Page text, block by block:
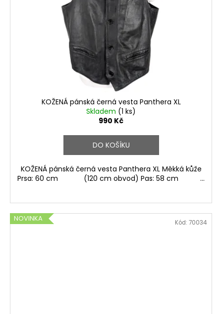
KOŽENÁ pánská černá vesta Panthera XL
Skladem (1 ks)
990 Kč
DO KOŠÍKU
KOŽENÁ pánská černá vesta Panthera XL Měkká kůže
Prsa: 60 cm (120 cm obvod) Pas: 58 cm ...
NOVINKA Kód: 70034